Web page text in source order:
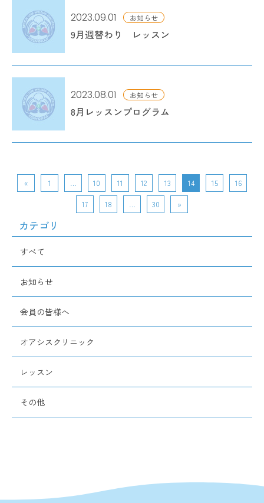
2023.09.01 お知らせ
9月週替わり レッスン
2023.08.01 お知らせ
8月レッスンプログラム
« 1 10 11 12 13 14 15 16
17 18 30 »
カテゴリ
すべて
お知らせ
会員の皆様へ
オアシスクリニック
レッスン
その他